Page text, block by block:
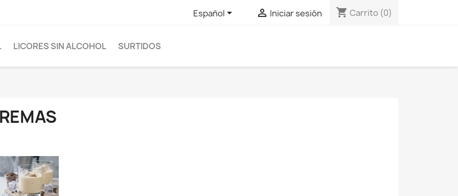
Español  Iniciar sesión shopping_cart Carrito (0)
LICORES SIN ALCOHOL SURTIDOS